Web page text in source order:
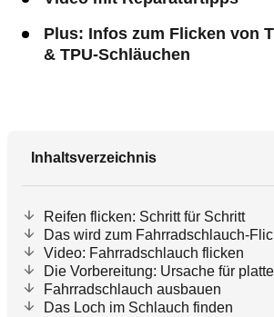
Plus: Infos zum Flicken von
& TPU-Schläuchen
Inhaltsverzeichnis
Reifen flicken: Schritt für Schritt
Das wird zum Fahrradschlauch-
Video: Fahrradschlauch flicken
Die Vorbereitung: Ursache für
Fahrradschlauch ausbauen
Das Loch im Schlauch finden